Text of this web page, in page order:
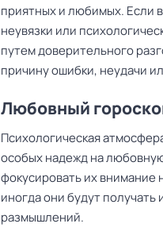
приятных и любимых. Если
неувязки или
путем доверительного
причину ошибки, неудачи
Любовный
Психологическая
особых надежд на
фокусировать их внимание
иногда они будут
размышлений.